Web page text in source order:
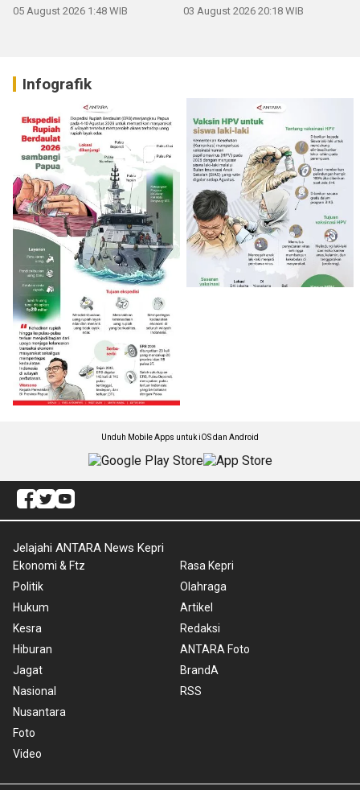
05 August 2026 1:48 WIB 03 August 2026 20:18 WIB
Infografik
Unduh Mobile Apps untuk iOS dan Android
Jelajahi ANTARA News Kepri
Ekonomi & Ftz
Politik
Hukum
Kesra
Hiburan
Jagat
Nasional
Nusantara
Foto
Video
Rasa Kepri
Olahraga
Artikel
Redaksi
ANTARA Foto
BrandA
RSS